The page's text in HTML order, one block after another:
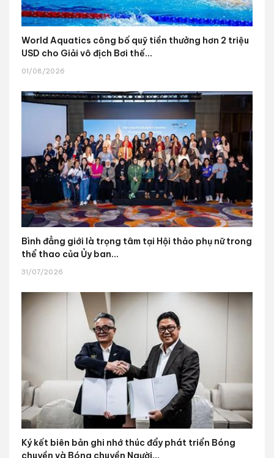
World Aquatics công bố quỹ tiền thưởng hơn 2 triệu
USD cho Giải vô địch Bơi thế...
01/08/2026
Bình đẳng giới là trọng tâm tại Hội thảo phụ nữ trong
thể thao của Ủy ban...
31/07/2026
Ký kết biên bản ghi nhớ thúc đẩy phát triển Bóng
chuyền và Bóng chuyền Người...